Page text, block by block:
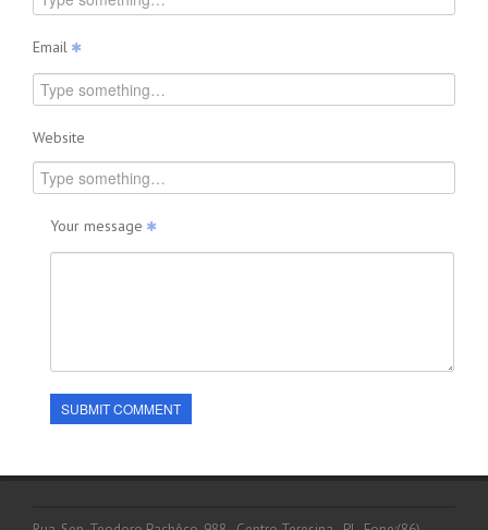
Email
Website
Your message
SUBMIT COMMENT